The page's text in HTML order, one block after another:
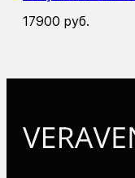
17900 руб.